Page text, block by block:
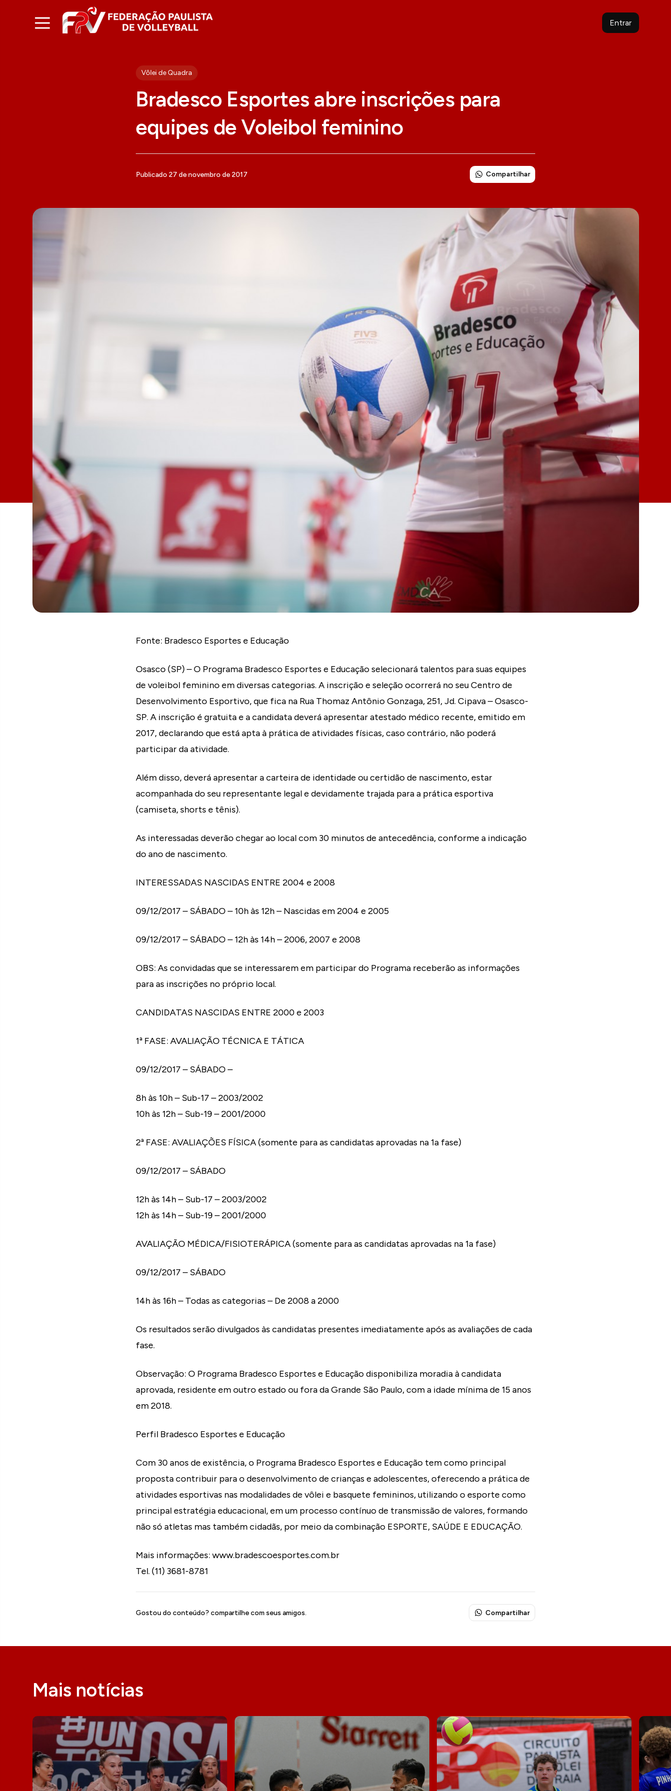
Entrar
Vôlei de Quadra
Bradesco Esportes abre inscrições para
equipes de Voleibol feminino
Publicado 27 de novembro de 2017 Compartilhar
Fonte: Bradesco Esportes e Educação
Osasco (SP) – O Programa Bradesco Esportes e Educação selecionará talentos para suas equipes
de voleibol feminino em diversas categorias. A inscrição e seleção ocorrerá no seu Centro de
Desenvolvimento Esportivo, que fica na Rua Thomaz Antônio Gonzaga, 251, Jd. Cipava – Osasco-
SP. A inscrição é gratuita e a candidata deverá apresentar atestado médico recente, emitido em
2017, declarando que está apta à prática de atividades físicas, caso contrário, não poderá
participar da atividade.
Além disso, deverá apresentar a carteira de identidade ou certidão de nascimento, estar
acompanhada do seu representante legal e devidamente trajada para a prática esportiva
(camiseta, shorts e tênis).
As interessadas deverão chegar ao local com 30 minutos de antecedência, conforme a indicação
do ano de nascimento.
INTERESSADAS NASCIDAS ENTRE 2004 e 2008
09/12/2017 – SÁBADO – 10h às 12h – Nascidas em 2004 e 2005
09/12/2017 – SÁBADO – 12h às 14h – 2006, 2007 e 2008
OBS: As convidadas que se interessarem em participar do Programa receberão as informações
para as inscrições no próprio local.
CANDIDATAS NASCIDAS ENTRE 2000 e 2003
1ª FASE: AVALIAÇÃO TÉCNICA E TÁTICA
09/12/2017 – SÁBADO –
8h às 10h – Sub-17 – 2003/2002
10h às 12h – Sub-19 – 2001/2000
2ª FASE: AVALIAÇÕES FÍSICA (somente para as candidatas aprovadas na 1a fase)
09/12/2017 – SÁBADO
12h às 14h – Sub-17 – 2003/2002
12h às 14h – Sub-19 – 2001/2000
AVALIAÇÃO MÉDICA/FISIOTERÁPICA (somente para as candidatas aprovadas na 1a fase)
09/12/2017 – SÁBADO
14h às 16h – Todas as categorias – De 2008 a 2000
Os resultados serão divulgados às candidatas presentes imediatamente após as avaliações de cada
fase.
Observação: O Programa Bradesco Esportes e Educação disponibiliza moradia à candidata
aprovada, residente em outro estado ou fora da Grande São Paulo, com a idade mínima de 15 anos
em 2018.
Perfil Bradesco Esportes e Educação
Com 30 anos de existência, o Programa Bradesco Esportes e Educação tem como principal
proposta contribuir para o desenvolvimento de crianças e adolescentes, oferecendo a prática de
atividades esportivas nas modalidades de vôlei e basquete femininos, utilizando o esporte como
principal estratégia educacional, em um processo contínuo de transmissão de valores, formando
não só atletas mas também cidadãs, por meio da combinação ESPORTE, SAÚDE E EDUCAÇÃO.
Mais informações: www.bradescoesportes.com.br
Tel. (11) 3681-8781
Gostou do conteúdo? compartilhe com seus amigos. Compartilhar
Mais notícias